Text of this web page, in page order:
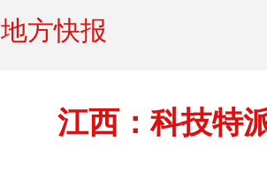
地方快报
江西：科技特